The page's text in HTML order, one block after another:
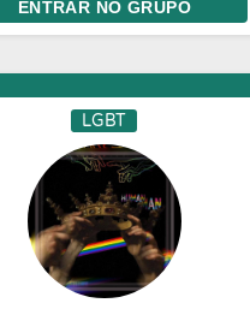
coisa falem com o(s)
Sejam bem vindos meus
ENTRAR NO GRUPO
LGBT